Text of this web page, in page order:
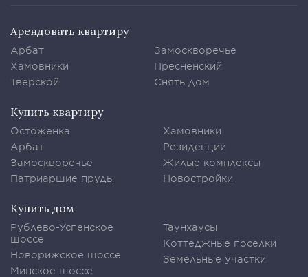
Арендовать квартиру
Арбат
Хамовники
Тверской
Замоскворечье
Пресненский
Снять дом
Купить квартиру
Остоженка
Арбат
Замоскворечье
Патриаршие пруды
Хамовники
Резиденции
Жилые комплексы
Новостройки
Купить дом
Рублево-Успенское
шоссе
Новорижское шоссе
Минское шоссе
Таунхаусы
Коттеджные поселки
Земельные участки